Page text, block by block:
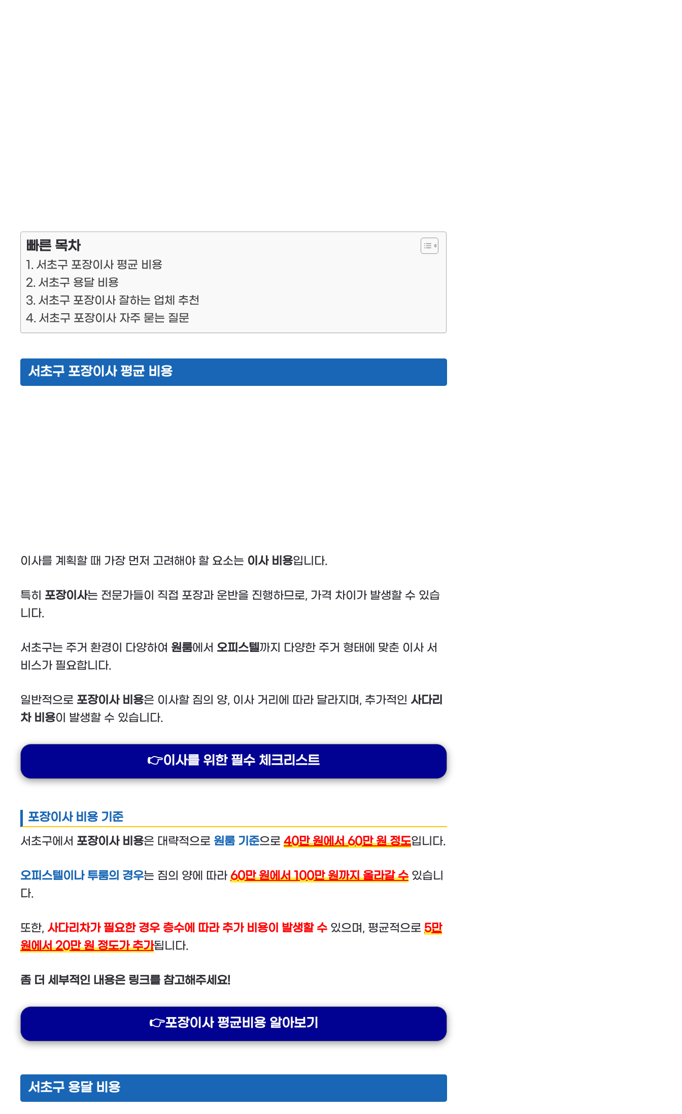
빠른 목차
서초구 포장이사 평균 비용
서초구 용달 비용
서초구 포장이사 잘하는 업체 추천
서초구 포장이사 자주 묻는 질문
서초구 포장이사 평균 비용
이사를 계획할 때 가장 먼저 고려해야 할 요소는 이사 비용입니다.
특히 포장이사는 전문가들이 직접 포장과 운반을 진행하므로, 가격 차이가 발생할 수 있습
니다.
서초구는 주거 환경이 다양하여 원룸에서 오피스텔까지 다양한 주거 형태에 맞춘 이사 서
비스가 필요합니다.
일반적으로 포장이사 비용은 이사할 짐의 양, 이사 거리에 따라 달라지며, 추가적인 사다리
차 비용이 발생할 수 있습니다.
👉이사를 위한 필수 체크리스트
포장이사 비용 기준
서초구에서 포장이사 비용은 대략적으로 원룸 기준으로 40만 원에서 60만 원 정도입니다.
오피스텔이나 투룸의 경우는 짐의 양에 따라 60만 원에서 100만 원까지 올라갈 수 있습니
다.
또한, 사다리차가 필요한 경우 층수에 따라 추가 비용이 발생할 수 있으며, 평균적으로 5만
원에서 20만 원 정도가 추가됩니다.
좀 더 세부적인 내용은 링크를 참고해주세요!
👉포장이사 평균비용 알아보기
서초구 용달 비용